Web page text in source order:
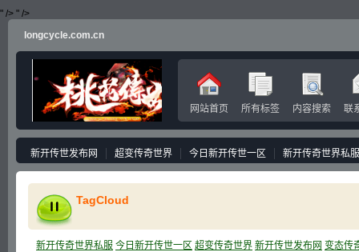
" /> " />
longcycle.com.cn
网站首页 所有标签 内容搜索 联
新开传世发布网 超变传奇世界 今日新开传世一区 新开传奇世界私服
TagCloud
新开传奇世界私服 今日新开传世一区 超变传奇世界 新开传世发布网 变态传